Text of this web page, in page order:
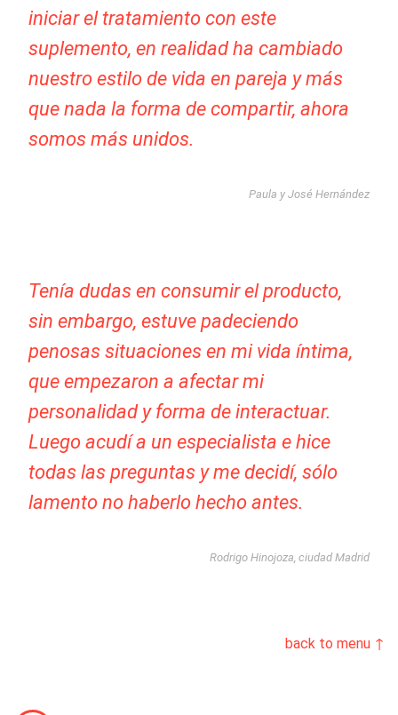
iniciar el tratamiento con este
suplemento, en realidad ha cambiado
nuestro estilo de vida en pareja y más
que nada la forma de compartir, ahora
somos más unidos.
Paula y José Hernández
Tenía dudas en consumir el producto,
sin embargo, estuve padeciendo
penosas situaciones en mi vida íntima,
que empezaron a afectar mi
personalidad y forma de interactuar.
Luego acudí a un especialista e hice
todas las preguntas y me decidí, sólo
lamento no haberlo hecho antes.
Rodrigo Hinojoza, ciudad Madrid
back to menu ↑